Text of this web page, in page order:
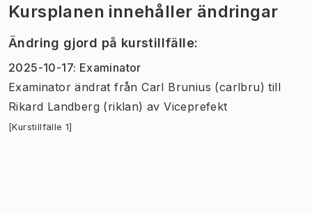
Kursplanen innehåller ändringar
Ändring gjord på kurstillfälle:
2025-10-17: Examinator
Examinator ändrat från Carl Brunius (carlbru) till
Rikard Landberg (riklan) av Viceprefekt
[Kurstillfälle 1]